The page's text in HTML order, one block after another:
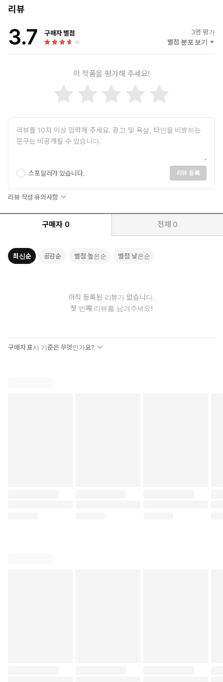
리뷰
3.7 구매자 별점 3명 평가
별점 분포 보기
이 작품을 평가해 주세요!
스포일러가 있습니다. 리뷰 등록
리뷰 작성 유의사항
구매자 0 전체 0
최신순 공감순 별점 높은순 별점 낮은순
아직 등록된 리뷰가 없습니다.
첫 번째 리뷰를 남겨주세요!
구매자 표시 기준은 무엇인가요?